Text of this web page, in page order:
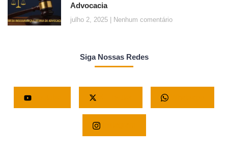
Advocacia
julho 2, 2025 Nenhum comentário
Siga Nossas Redes
Instagram